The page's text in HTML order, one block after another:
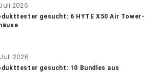
2026
gesucht: 6 HYTE X50 Air Tower-
2026
gesucht: 10 Bundles aus